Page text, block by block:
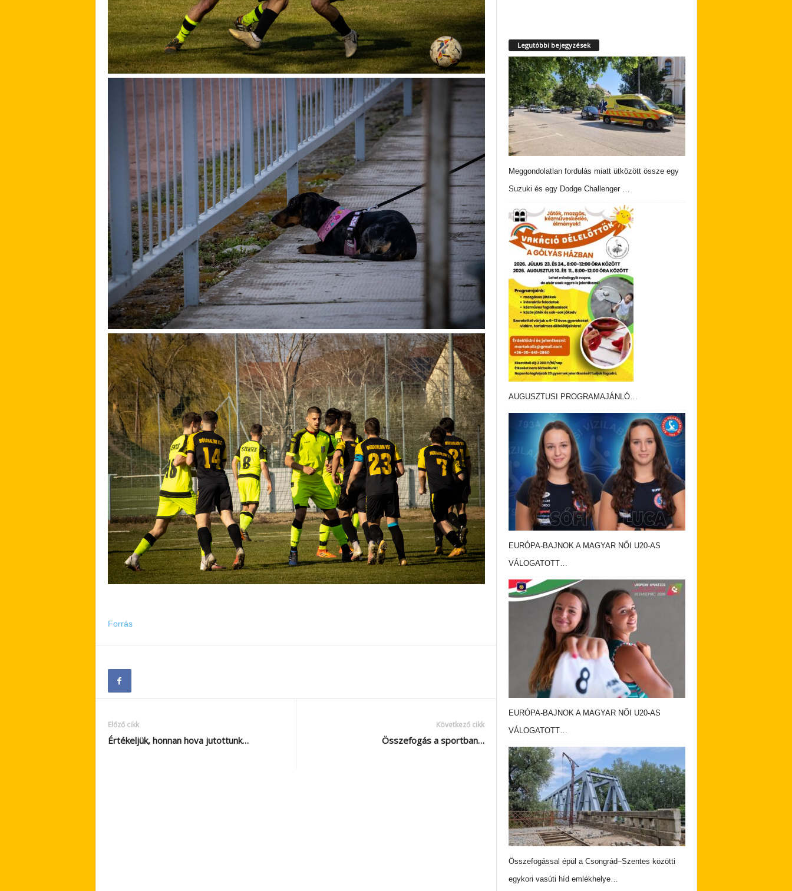
Forrás
Előző cikk
Értékeljük, honnan hova jutottunk…
Következő cikk
Összefogás a sportban…
Legutóbbi bejegyzések
Meggondolatlan fordulás miatt ütközött össze egy
Suzuki és egy Dodge Challenger …
AUGUSZTUSI PROGRAMAJÁNLÓ…
EURÓPA-BAJNOK A MAGYAR NŐI U20-AS
VÁLOGATOTT…
EURÓPA-BAJNOK A MAGYAR NŐI U20-AS
VÁLOGATOTT…
Összefogással épül a Csongrád–Szentes közötti
egykori vasúti híd emlékhelye…